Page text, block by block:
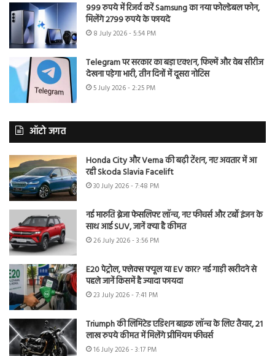
999 रुपये में रिजर्व करें Samsung का नया फोल्डेबल फोन,
मिलेंगे 2799 रुपये के फायदे
8 July 2026 - 5:54 PM
Telegram पर सरकार का बड़ा एक्शन, फिल्में और वेब सीरीज
देखना पड़ेगा भारी, तीन दिनों में दूसरा नोटिस
5 July 2026 - 2:25 PM
ऑटो जगत
Honda City और Verna की बढ़ी टेंशन, नए अवतार में आ
रही Skoda Slavia Facelift
30 July 2026 - 7:48 PM
नई मारुति ब्रेजा फेसलिफ्ट लॉन्च, नए फीचर्स और टर्बो इंजन के
साथ आई SUV, जानें क्या है कीमत
26 July 2026 - 3:56 PM
E20 पेट्रोल, फ्लेक्स फ्यूल या EV कार? नई गाड़ी खरीदने से
पहले जानें किसमें है ज्यादा फायदा
23 July 2026 - 7:41 PM
Triumph की लिमिटेड एडिशन बाइक लॉन्च के लिए तैयार, 21
लाख रुपये कीमत में मिलेंगे प्रीमियम फीचर्स
16 July 2026 - 3:17 PM